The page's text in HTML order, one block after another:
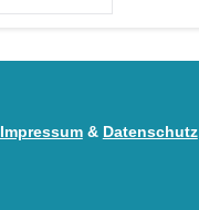
Impressum& Datenschutz